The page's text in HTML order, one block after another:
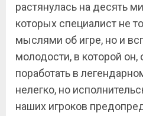
растянулась на десять
которых специалист не
мыслями об игре, но и
молодости, в которой он,
поработать в
нелегко, но
наших игроков